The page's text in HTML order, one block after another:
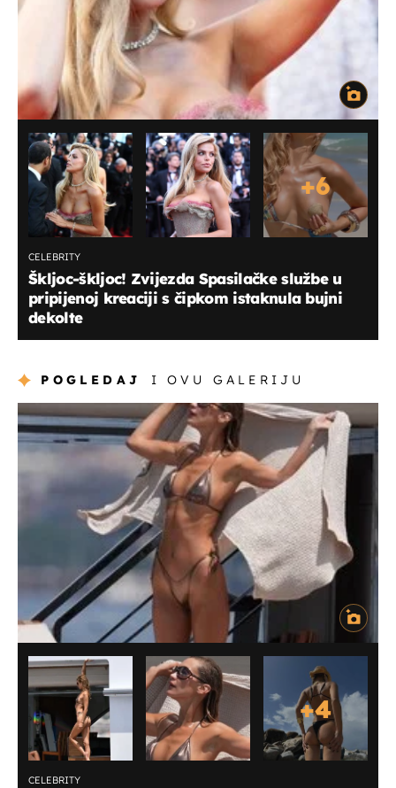
+6
CELEBRITY
Škljoc-škljoc! Zvijezda Spasilačke službe u
pripijenoj kreaciji s čipkom istaknula bujni
dekolte
POGLEDAJ I OVU GALERIJU
+4
CELEBRITY